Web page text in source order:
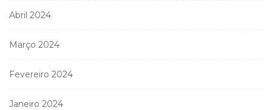
Abril 2024
Março 2024
Fevereiro 2024
Janeiro 2024